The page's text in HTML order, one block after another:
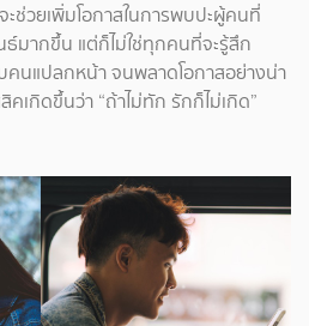
ะช่วยเพิ่มโอกาสในการพบปะผู้คนที่
มากขึ้น แต่ก็ไม่ใช่ทุกคนที่จะรู้สึก
นแปลกหน้า จนพลาดโอกาสอย่างน่า
เกิดขึ้นว่า “ถ้าไม่ทัก รักก็ไม่เกิด”